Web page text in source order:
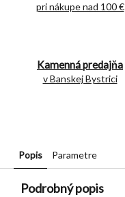
pri nákupe nad 100 €
Kamenná predajňa
v Banskej Bystrici
Popis Parametre
Podrobný popis